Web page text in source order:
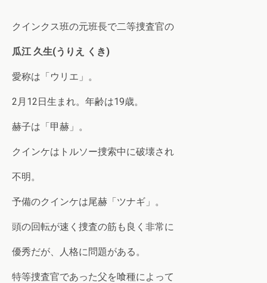
クインクス班の元班長で二等捜査官の
瓜江 久生(うりえ くき)
愛称は「ウリエ」。
2月12日生まれ。年齢は19歳。
赫子は「甲赫」。
クインケはトルソー捜索中に破壊され
不明。
予備のクインケは尾赫「ツナギ」。
頭の回転が速く捜査の筋も良く非常に
優秀だが、人格に問題がある。
特等捜査官であった父を喰種によって